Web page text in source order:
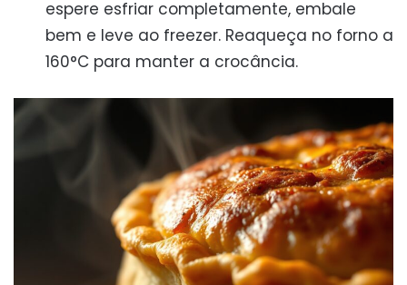
espere esfriar completamente, embale
bem e leve ao freezer. Reaqueça no forno a
160°C para manter a crocância.